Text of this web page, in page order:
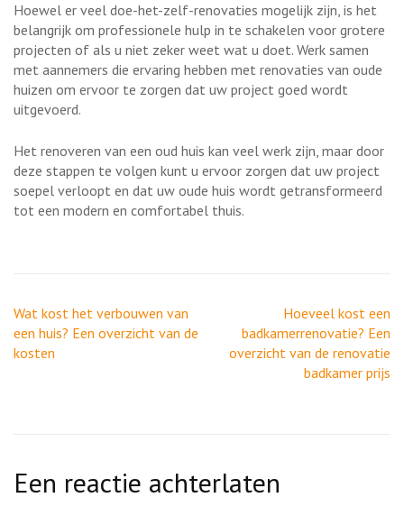
Hoewel er veel doe-het-zelf-renovaties mogelijk zijn, is het
belangrijk om professionele hulp in te schakelen voor grotere
projecten of als u niet zeker weet wat u doet. Werk samen
met aannemers die ervaring hebben met renovaties van oude
huizen om ervoor te zorgen dat uw project goed wordt
uitgevoerd.
Het renoveren van een oud huis kan veel werk zijn, maar door
deze stappen te volgen kunt u ervoor zorgen dat uw project
soepel verloopt en dat uw oude huis wordt getransformeerd
tot een modern en comfortabel thuis.
Berichtnavigatie
Wat kost het verbouwen van
een huis? Een overzicht van de
kosten
Hoeveel kost een
badkamerrenovatie? Een
overzicht van de renovatie
badkamer prijs
Een reactie achterlaten